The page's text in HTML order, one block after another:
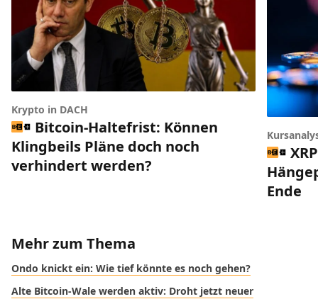
Krypto in DACH
Bitcoin-Haltefrist: Können
Klingbeils Pläne doch noch
verhindert werden?
Ende
Mehr zum Thema
Ondo knickt ein: Wie tief könnte es noch gehen?
Alte Bitcoin-Wale werden aktiv: Droht jetzt neuer